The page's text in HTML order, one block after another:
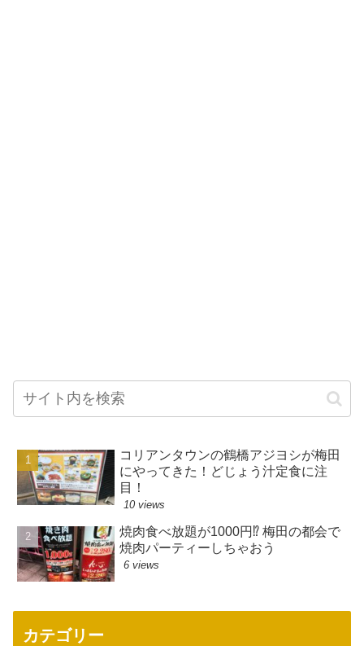
コリアンタウンの鶴橋アジヨシが梅田
にやってきた！どじょう汁定食に注
目！
10 views
焼肉食べ放題が1000円⁉ 梅田の都会で
焼肉パーティーしちゃおう
6 views
カテゴリー